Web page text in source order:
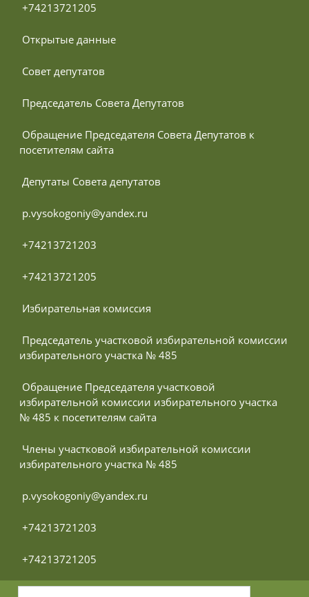
+74213721205
Открытые данные
Совет депутатов
Председатель Совета Депутатов
посетителям сайта
Депутаты Совета депутатов
p.vysokogoniy@yandex.ru
+74213721203
+74213721205
Избирательная комиссия
избирательного участка № 485
избирательной комиссии избирательного участка
№ 485 к посетителям сайта
избирательного участка № 485
p.vysokogoniy@yandex.ru
+74213721203
+74213721205